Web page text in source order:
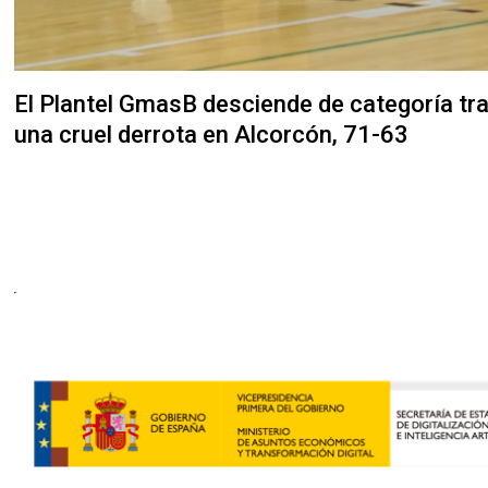
El Plantel GmasB desciende de categoría
una cruel derrota en Alcorcón, 71-63